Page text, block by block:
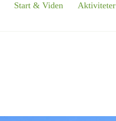
Start & Viden Aktiviteter